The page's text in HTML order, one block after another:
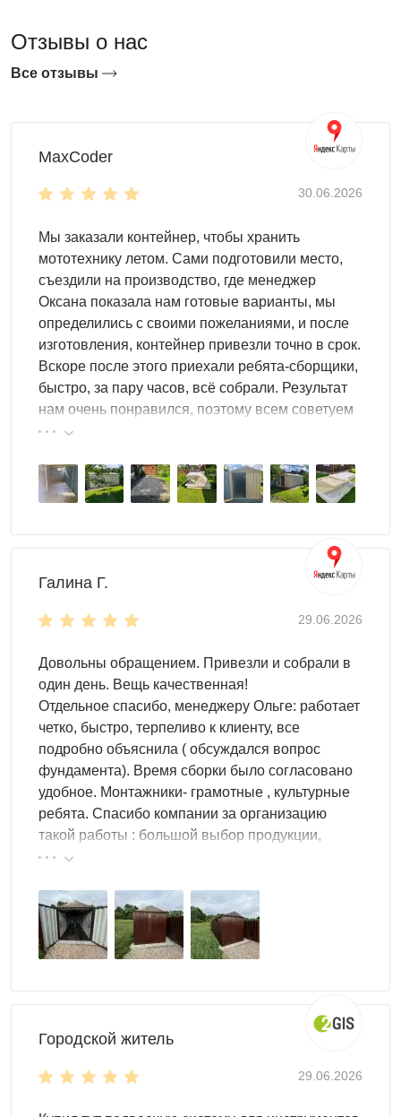
культиватор, триммер
Дрова, уголь, брикеты для мангала или печи
Домашняя консервация, заготовки, запасы
Детские игрушки для улицы, садовая мебель на
металлического сарая
Хозяйственный сарай эксплуатируется каждый день —
открывают и закрывают по несколько раз, заносят
тяжёлое, ставят влажное после полива. Профнастил с
антикоррозийным покрытием выдерживает ежедневное
использование без деформации петель, перекоса
дверей и ржавчины на швах. Размерный ряд начинается
от 2×2 м для компактного набора инвентаря и доходит
зонированием. Доступны два типа входа: стандартная
дверь для пешего доступа и распашные ворота для
Как выбрать размер хозяйственного
сарая
Самая частая ошибка — взять сарай впритык: через год
он оказывается забит под завязку и неудобен в
использовании. Ориентир по размеру: 2×3 м — минимум
для инвентаря и велосипеда, 3×4 м — комфортно для
техники и инвентаря одновременно, 3×6 м и более —
если нужно зонировать хранение и оставить проход.
Если назначение уже определено — смотрите узкие
категории: полныйкаталог металлических сараев
отсортирован по размерам и назначению, а для
хранения исключительно ручного инструмента подойдёт
Цена и условия заказа
постройка под лёгкий садовый инвентарь без техники,
посмотрите компактный
— он
Отзывы о нас
Все отзывы
MaxCoder
30.06.2026
Мы заказали контейнер, чтобы хранить
мототехнику летом. Сами подготовили место,
съездили на производство, где менеджер
Оксана показала нам готовые варианты, мы
определились с своими пожеланиями, и после
изготовления, контейнер привезли точно в срок.
Вскоре после этого приехали ребята-сборщики,
быстро, за пару часов, всё собрали. Результат
нам очень понравился, поэтому всем советуем
эту фирму.
Галина Г.
29.06.2026
Довольны обращением. Привезли и собрали в
один день. Вещь качественная!
Отдельное спасибо, менеджеру Ольге: работает
четко, быстро, терпеливо к клиенту, все
подробно объяснила ( обсуждался вопрос
фундамента). Время сборки было согласовано
удобное. Монтажники- грамотные , культурные
ребята. Спасибо компании за организацию
такой работы : большой выбор продукции,
реальные цены.
Городской житель
29.06.2026